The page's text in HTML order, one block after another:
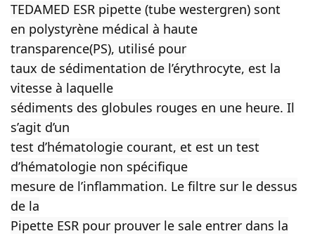
TEDAMED ESR pipette (tube westergren) sont
en polystyrène médical à haute
transparence(PS), utilisé pour
taux de sédimentation de l’érythrocyte, est la
vitesse à laquelle
sédiments des globules rouges en une heure. Il
s’agit d’un
test d’hématologie courant, et est un test
d’hématologie non spécifique
mesure de l’inflammation. Le filtre sur le dessus
de la
Pipette ESR pour prouver le sale entrer dans la